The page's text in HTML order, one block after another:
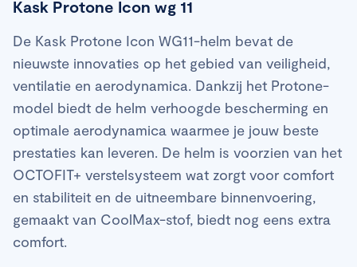
Kask Protone Icon wg 11
De Kask Protone Icon WG11-helm bevat de
nieuwste innovaties op het gebied van veiligheid,
ventilatie en aerodynamica. Dankzij het Protone-
model biedt de helm verhoogde bescherming en
optimale aerodynamica waarmee je jouw beste
prestaties kan leveren. De helm is voorzien van het
OCTOFIT+ verstelsysteem wat zorgt voor comfort
en stabiliteit en de uitneembare binnenvoering,
gemaakt van CoolMax-stof, biedt nog eens extra
comfort.